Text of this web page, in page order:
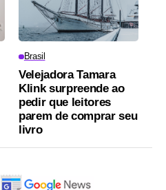
Brasil
Velejadora Tamara
Klink surpreende ao
pedir que leitores
parem de comprar seu
livro